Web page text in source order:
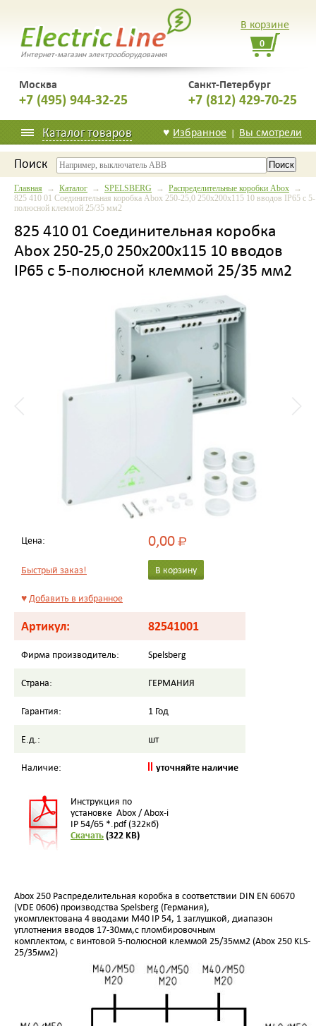
Интернет-магазин электрооборудования
Москва
+7 (495) 944-32-25
Санкт-Петербург
+7 (812) 429-70-25
В корзине
0
Каталог товаров ♥ Избранное | Вы смотрели
Поиск
Главная → Каталог → SPELSBERG → Распределительные коробки Abox →
825 410 01 Соединительная коробка Abox 250-25,0 250х200х115 10 вводов IP65 с 5-
полюсной клеммой 25/35 мм2
825 410 01 Соединительная коробка
Abox 250-25,0 250х200х115 10 вводов
IP65 с 5-полюсной клеммой 25/35 мм2
Цена: 0,00Р
Быстрый заказ! В корзину
♥Добавить в избранное
Артикул: 82541001
Фирма производитель: Spelsberg
Страна: ГЕРМАНИЯ
Гарантия: 1 Год
Е.д.: шт
Наличие: уточняйте наличие
Инструкция по
установке Abox / Abox-i
IP 54/65 *.pdf (322кб)
Скачать(322 KB)
Abox 250 Распределительная коробка в соответствии DIN EN 60670
(VDE 0606) производства Spelsberg (Германия),
укомплектована 4 вводами M40 IP 54, 1 заглушкой, диапазон
уплотнения вводов 17-30мм,с пломбировочным
комплектом, с винтовой 5-полюсной клеммой 25/35мм2 (Abox 250 KLS-
25/35мм2)